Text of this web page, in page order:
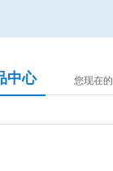
中心 您现在